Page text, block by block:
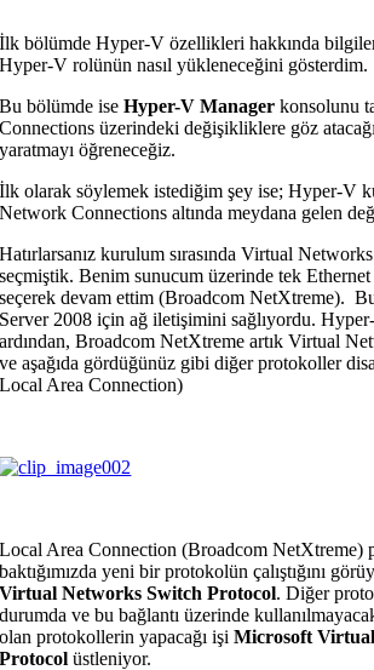
İlk bölümde Hyper-V özellikleri hakkında bilgiler
Hyper-V rolünün nasıl yükleneceğini gösterdim.
Bu bölümde iseHyper-V Manager konsolunu
Connections üzerindeki değişikliklere göz
yaratmayı öğreneceğiz.
İlk olarak söylemek istediğim şey ise; Hyper-V
Network Connections altında meydana gelen
Hatırlarsanız kurulum sırasında Virtual
seçmiştik. Benim sunucum üzerinde tek Ethernet
seçerek devam ettim (Broadcom NetXtreme).
Server 2008 için ağ iletişimini sağlıyordu.
ardından, Broadcom NetXtreme artık Virtual
ve aşağıda gördüğünüz gibi diğer protokoller
Local Area Connection)
Local Area Connection (Broadcom NetXtreme)
baktığımızda yeni bir protokolün çalıştığını
Virtual Networks Switch Protocol. Diğer
durumda ve bu bağlantı üzerinde
olan protokollerin yapacağı işiMicrosoft
Protocolüstleniyor.